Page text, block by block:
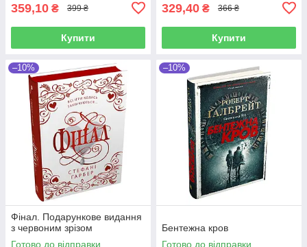
359,10 ₴ 399 ₴
Купити
329,40 ₴ 366 ₴
Купити
–10%
Фінал. Подарункове видання
з червоним зрізом
Готово до відправки
–10%
Бентежна кров
Готово до відправки